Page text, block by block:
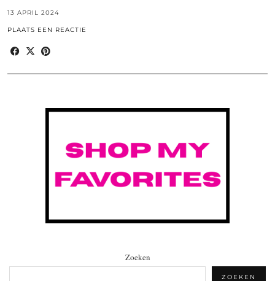
13 APRIL 2024
PLAATS EEN REACTIE
Zoeken
ZOEKEN